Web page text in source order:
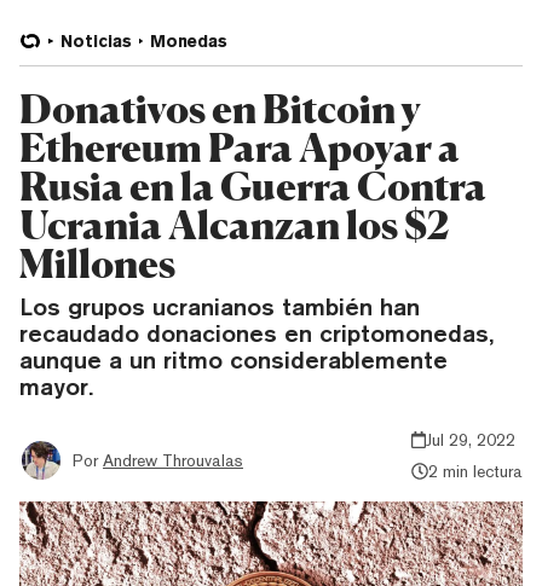
Noticias Monedas
Donativos en Bitcoin y
Ethereum Para Apoyar a
Rusia en la Guerra Contra
Ucrania Alcanzan los $2
Millones
Los grupos ucranianos también han
recaudado donaciones en criptomonedas,
aunque a un ritmo considerablemente
mayor.
Por Andrew Throuvalas
Jul 29, 2022
2 min lectura